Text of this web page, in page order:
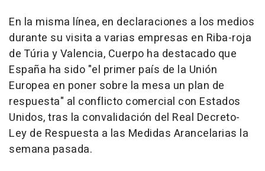
En la misma línea, en declaraciones a los medios
durante su visita a varias empresas en Riba-roja
de Túria y Valencia, Cuerpo ha destacado que
España ha sido "el primer país de la Unión
Europea en poner sobre la mesa un plan de
respuesta" al conflicto comercial con Estados
Unidos, tras la convalidación del Real Decreto-
Ley de Respuesta a las Medidas Arancelarias la
semana pasada.